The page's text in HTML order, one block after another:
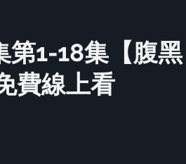
第1-18集【腹黑
費線上看